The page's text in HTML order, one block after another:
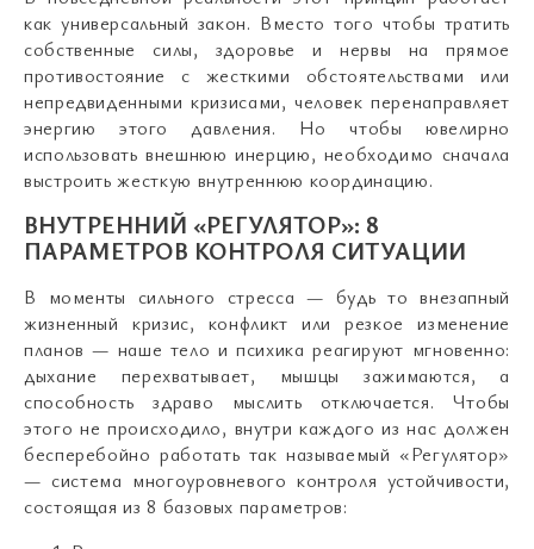
как универсальный закон. Вместо того чтобы тратить
собственные силы, здоровье и нервы на прямое
противостояние с жесткими обстоятельствами или
непредвиденными кризисами, человек перенаправляет
энергию этого давления. Но чтобы ювелирно
использовать внешнюю инерцию, необходимо сначала
выстроить жесткую внутреннюю координацию.
ВНУТРЕННИЙ «РЕГУЛЯТОР»: 8
ПАРАМЕТРОВ КОНТРОЛЯ СИТУАЦИИ
В моменты сильного стресса — будь то внезапный
жизненный кризис, конфликт или резкое изменение
планов — наше тело и психика реагируют мгновенно:
дыхание перехватывает, мышцы зажимаются, а
способность здраво мыслить отключается. Чтобы
этого не происходило, внутри каждого из нас должен
бесперебойно работать так называемый «Регулятор»
— система многоуровневого контроля устойчивости,
состоящая из 8 базовых параметров: